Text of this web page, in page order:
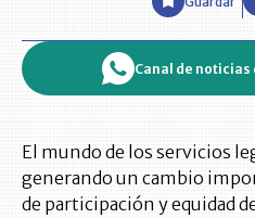
Canal de noticias
El mundo de los servicios
generando un cambio
de participación y equidad